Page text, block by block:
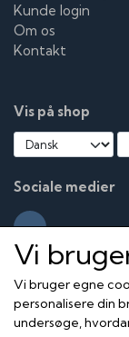
Kunde login
Om os
Kontakt
Vis på shop
Sociale medier
Vi
Vi bruger egne
personalisere din
undersøge,